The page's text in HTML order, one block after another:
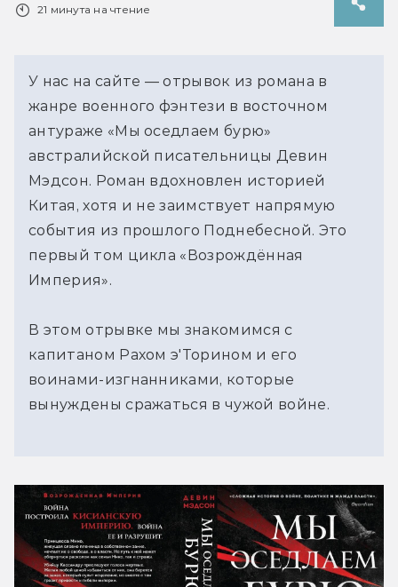
21 минута на чтение
У нас на сайте — отрывок из романа в
жанре военного фэнтези в восточном
антураже «Мы оседлаем бурю»
австралийской писательницы Девин
Мэдсон. Роман вдохновлен историей
Китая, хотя и не заимствует напрямую
события из прошлого Поднебесной. Это
первый том цикла «Возрождённая
Империя».
В этом отрывке мы знакомимся с
капитаном Рахом э'Торином и его
воинами-изгнанниками, которые
вынуждены сражаться в чужой войне.